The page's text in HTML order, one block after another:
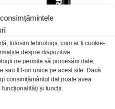
folosim tehnologii, cum ar fi cookie-
despre dispozitive.
ne permite să procesăm date,
sau ID-uri unice pe acest site. Dacă
consimțământul dat poate avea
și funcții.
Baterie Duracell 23A
10,00lei/Buc